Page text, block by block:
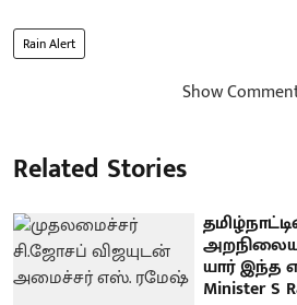
Rain Alert
Show
Related Stories
யார் இந்த
Minister S